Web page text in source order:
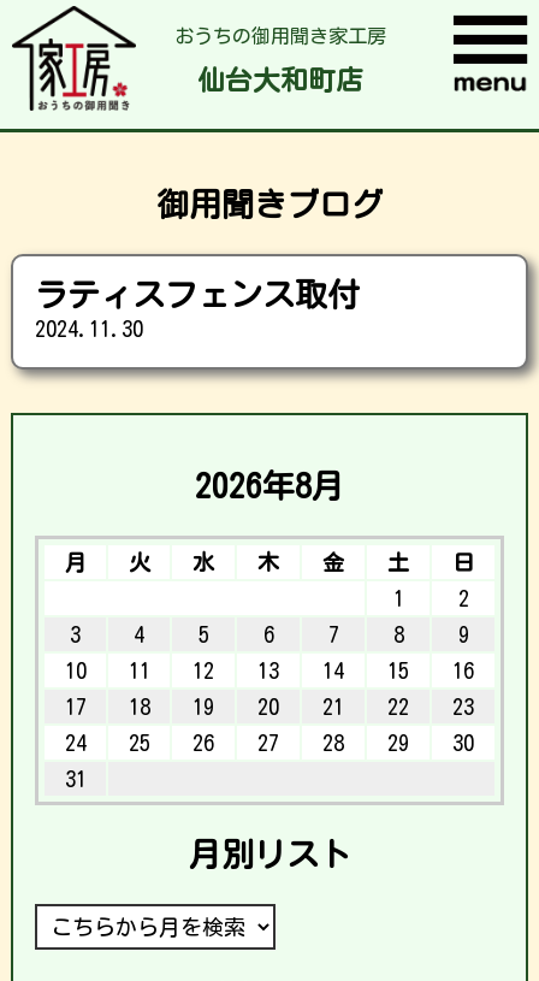
おうちの御用聞き家工房
仙台大和町店
御用聞きブログ
ラティスフェンス取付
2024.11.30
2026年8月
月 火 水 木 金 土
日
1
2
3
4 5 6 7 8
9
10
11 12 13 14 15
16
17
18 19 20 21 22
23
24
25 26 27 28 29
30
31
月別リスト